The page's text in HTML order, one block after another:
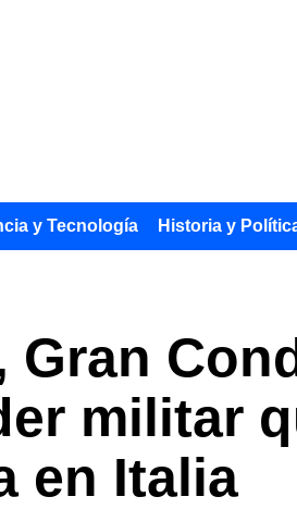
y Tecnología Historia y
Gran
militar
en Italia